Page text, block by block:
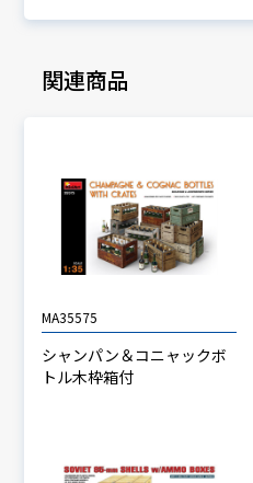
関連商品
MA35575
シャンパン＆コニャックボ
トル木枠箱付